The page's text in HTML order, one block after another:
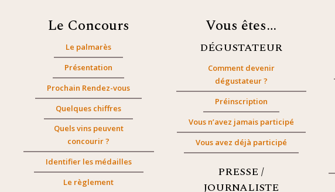
Le Concours
Le palmarès
Présentation
Prochain Rendez-vous
Quelques chiffres
Quels vins peuvent
concourir ?
Identifier les médailles
Le règlement
Vous êtes…
DÉGUSTATEUR
Comment devenir
dégustateur ?
Préinscription
Vous n’avez jamais participé
Vous avez déjà participé
PRESSE /
JOURNALISTE